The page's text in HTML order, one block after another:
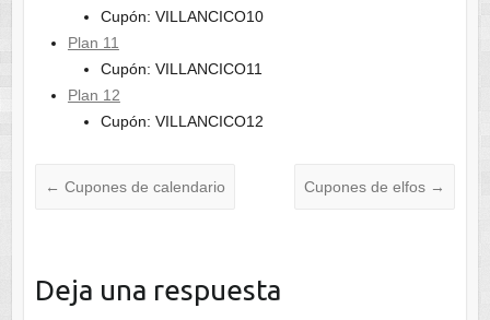
Cupón: VILLANCICO10
Plan 11
Cupón: VILLANCICO11
Plan 12
Cupón: VILLANCICO12
← Cupones de calendario Cupones de elfos →
Deja una respuesta